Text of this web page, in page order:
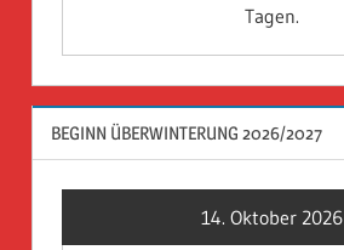
Tagen.
BEGINN ÜBERWINTERUNG 2026/2027
14. Oktober 2026